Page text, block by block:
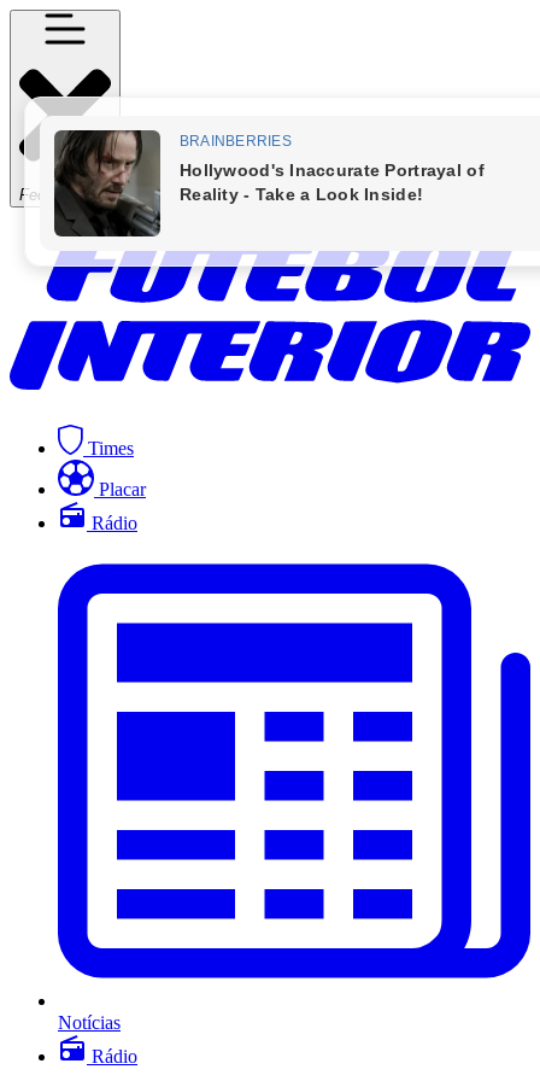
Fechar Menu
Times
Placar
Rádio
Notícias
Rádio